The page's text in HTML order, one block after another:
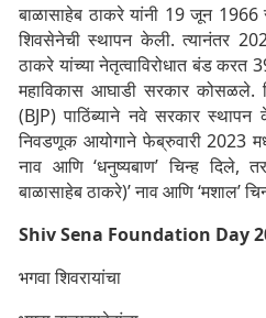
बाळासाहेब ठाकरे यांनी 19 जून 1966
शिवसेनेची स्थापन केली. त्यानंतर
ठाकरे यांच्या नेतृत्वाविरोधात बंड करत
महाविकास आघाडी सरकार कोसळले.
(BJP) पाठिंब्याने नवे सरकार
निवडणूक आयोगाने फेब्रुवारी 2023
नाव आणि ‘धनुष्यबाण’ चिन्ह दिले,
बाळासाहेब ठाकरे)’ नाव आणि ‘मशाल’
Shiv Sena Foundation Day
भगवा शिवरायांचा